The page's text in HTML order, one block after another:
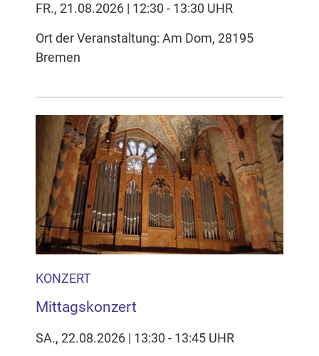
FR., 21.08.2026 | 12:30 - 13:30 UHR
Ort der Veranstaltung: Am Dom, 28195
Bremen
KONZERT
Mittagskonzert
SA., 22.08.2026 | 13:30 - 13:45 UHR